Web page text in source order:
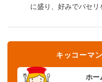
に盛り、好みでパセリ
ホー
キッコーマ